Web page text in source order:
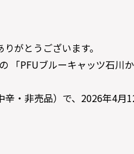
がとうございます。
「PFUブルーキャッツ石川
・非売品）で、2026年4